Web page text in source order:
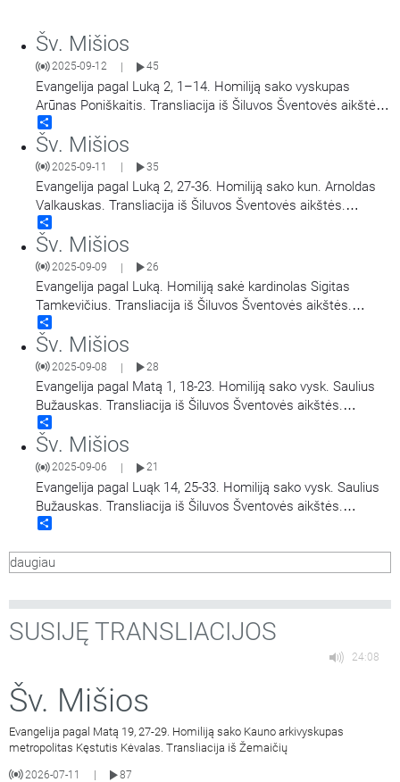
Šv. Mišios
2025-09-12 45
Evangelija pagal Luką 2, 1–14. Homiliją sako vyskupas
Arūnas Poniškaitis. Transliacija iš Šiluvos Šventovės aikštės.
Didieji Švč. Mergelės Marijos Gimimo atlaidai.
Šv. Mišios
2025-09-11 35
Evangelija pagal Luką 2, 27-36. Homiliją sako kun. Arnoldas
Valkauskas. Transliacija iš Šiluvos Šventovės aikštės.
Didieji Švč. Mergelės Marijos Gimimo atlaidai.
Šv. Mišios
2025-09-09 | 26
Evangelija pagal Luką. Homiliją sakė kardinolas Sigitas
Tamkevičius. Transliacija iš Šiluvos Šventovės aikštės.
Didieji Švč. Mergelės Marijos Gimimo atlaidai.
Šv. Mišios
2025-09-08 | 28
Evangelija pagal Matą 1, 18-23. Homiliją sako vysk. Saulius
Bužauskas. Transliacija iš Šiluvos Šventovės aikštės.
Didieji Švč. Mergelės Marijos Gimimo atlaidai.
Šv. Mišios
2025-09-06 21
Evangelija pagal Luąk 14, 25-33. Homiliją sako vysk. Saulius
Bužauskas. Transliacija iš Šiluvos Šventovės aikštės.
Didieji Švč. Mergelės Marijos Gimimo atlaidai.
daugiau
SUSIJĘ TRANSLIACIJOS
24:08
Šv. Mišios
Evangelija pagal Matą 19, 27-29. Homiliją sako Kauno arkivyskupas
metropolitas Kęstutis Kėvalas. Transliacija iš Žemaičių
2026-07-11
87